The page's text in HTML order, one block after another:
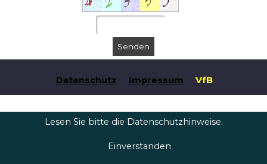
Datenschutz Impressum VfB
Gorspen-Vahlsen e.V. von 1946 (c) 2025
Lesen Sie bitte die Datenschutzhinweise.
Einverstanden